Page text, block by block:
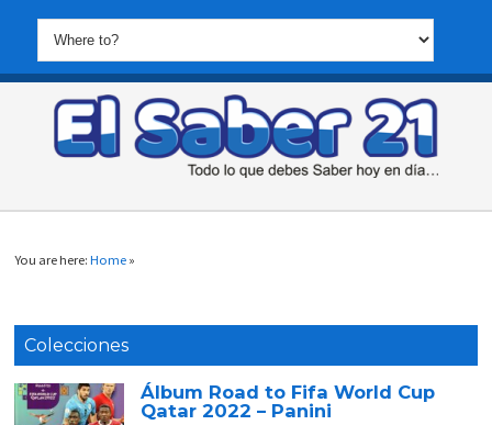
You are here:Home »
Colecciones
Álbum Road to Fifa World Cup
Qatar 2022 – Panini